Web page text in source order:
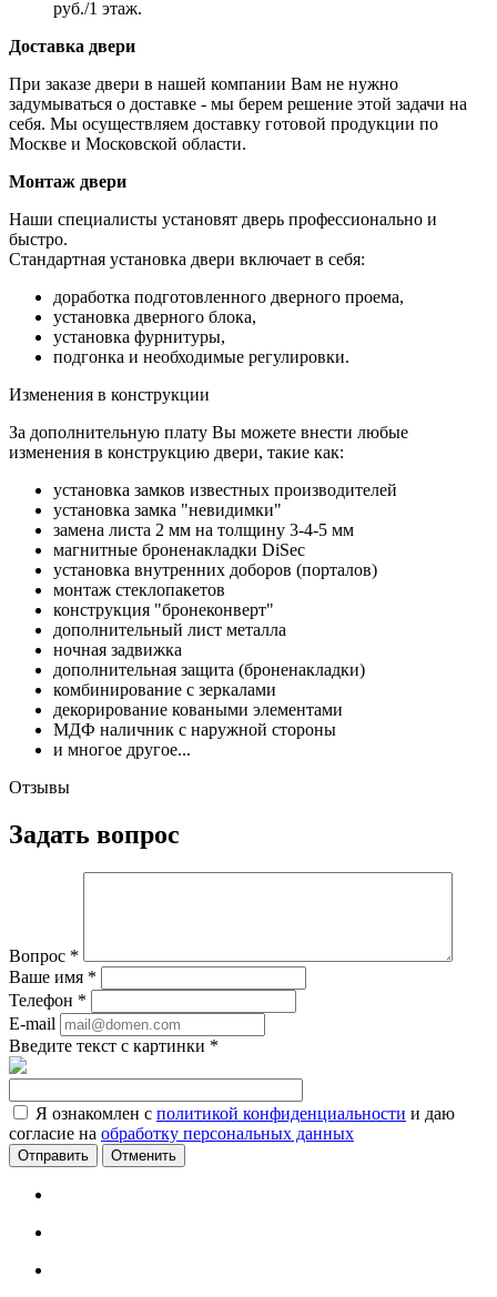
руб./1 этаж.
Доставка двери
При заказе двери в нашей компании Вам не нужно
задумываться о доставке - мы берем решение этой задачи на
себя. Мы осуществляем доставку готовой продукции по
Москве и Московской области.
Монтаж двери
Наши специалисты установят дверь профессионально и
быстро.
Стандартная установка двери включает в себя:
доработка подготовленного дверного проема,
установка дверного блока,
установка фурнитуры,
подгонка и необходимые регулировки.
Изменения в конструкции
За дополнительную плату Вы можете внести любые
изменения в конструкцию двери, такие как:
установка замков известных производителей
установка замка "невидимки"
замена листа 2 мм на толщину 3-4-5 мм
магнитные броненакладки DiSec
установка внутренних доборов (порталов)
монтаж стеклопакетов
конструкция "бронеконверт"
дополнительный лист металла
ночная задвижка
дополнительная защита (броненакладки)
комбинирование с зеркалами
декорирование коваными элементами
МДФ наличник с наружной стороны
и многое другое...
Отзывы
Задать вопрос
Вопрос *
Ваше имя *
Телефон *
E-mail
Введите текст с картинки *
Я ознакомлен с политикой конфиденциальности и даю
согласие на обработку персональных данных
Отменить